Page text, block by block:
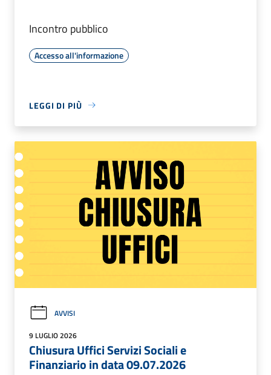
Incontro pubblico
Accesso all'informazione
LEGGI DI PIÙ
AVVISI
9 LUGLIO 2026
Chiusura Uffici Servizi Sociali e
Finanziario in data 09.07.2026